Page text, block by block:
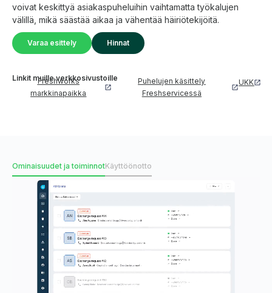
voivat keskittyä asiakaspuheluihin vaihtamatta työkalujen
välillä, mikä säästää aikaa ja vähentää häiriötekijöitä.
Varaa esittely Hinnat
Linkit muille verkkosivustoille
Freshworks
markkinapaikka
Puhelujen käsittely
Freshservicessä
UKK
Ominaisuudet ja toiminnotKäyttöönotto